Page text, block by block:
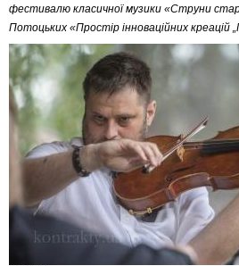
фестивалю класичної музики «Струни
Потоцьких «Простір інноваційних креацій